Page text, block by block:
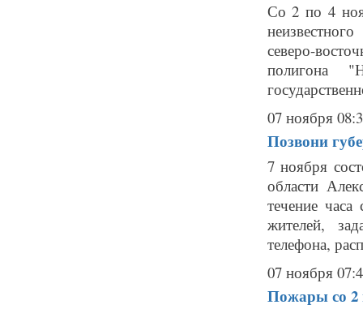
Со 2 по 4
северо-
полигона
07 ноября
Позвони
7 ноября
области
течение
жителей,
телефона,
07 ноября
Пожары со 2